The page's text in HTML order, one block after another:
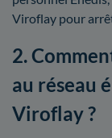
Viroflay pour
2.
au réseau
Viroflay ?